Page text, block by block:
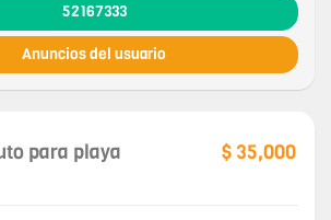
52167333
Anuncios del usuario
para playa
$ 35,000